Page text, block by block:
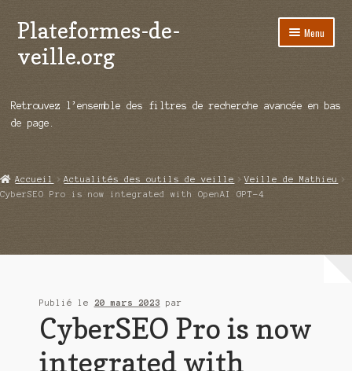
Aller
à
la
Aller
au
contenu
Plateformes-de-
veille.org
Menu
Répertoire d’ouitils
Démos vidéos
Retrouvez l’ensemble des filtres de recherche avancée en bas
de page.
Accueil Actualités des outils de veille
Veille de Mathieu
CyberSEO Pro is now integrated with OpenAI GPT-4
Publié le 20 mars 2023 par
CyberSEO Pro is now
integrated with